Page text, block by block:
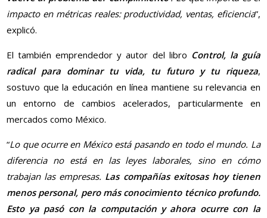
impacto en métricas reales: productividad, ventas, eficiencia”,
explicó.
El también emprendedor y autor del libro Control, la guía
radical para dominar tu vida, tu futuro y tu riqueza,
sostuvo que la educación en línea mantiene su relevancia en
un entorno de cambios acelerados, particularmente en
mercados como México.
“Lo que ocurre en México está pasando en todo el mundo. La
diferencia no está en las leyes laborales, sino en cómo
trabajan las empresas. Las compañías exitosas hoy tienen
menos personal, pero más conocimiento técnico profundo.
Esto ya pasó con la computación y ahora ocurre con la